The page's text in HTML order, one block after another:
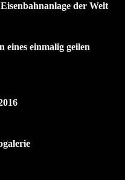
der Welt
eines einmalig geilen